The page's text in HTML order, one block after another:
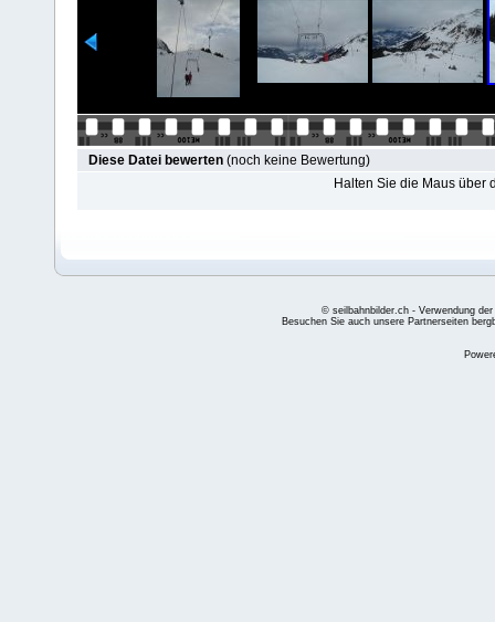
Diese Datei bewerten (noch keine Bewertung)
Halten Sie die Maus über
© seilbahnbilder.ch - Verwendung
Besuchen Sie auch unsere Partnerseiten